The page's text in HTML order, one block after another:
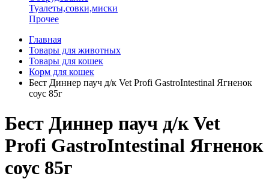
Туалеты,совки,миски
Прочее
Главная
Товары для животных
Товары для кошек
Корм для кошек
Бест Диннер пауч д/к Vet Profi GastroIntestinal Ягненок
соус 85г
Бест Диннер пауч д/к Vet
Profi GastroIntestinal Ягненок
соус 85г